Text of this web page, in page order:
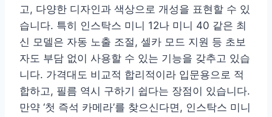
고, 다양한 디자인과 색상으로 개성을 표현할 수 있
습니다. 특히 인스탁스 미니 12나 미니 40 같은 최
신 모델은 자동 노출 조절, 셀카 모드 지원 등 초보
자도 부담 없이 사용할 수 있는 기능을 갖추고 있습
니다. 가격대도 비교적 합리적이라 입문용으로 적
합하고, 필름 역시 구하기 쉽다는 장점이 있습니다.
만약 ‘첫 즉석 카메라’를 찾으신다면, 인스탁스 미니